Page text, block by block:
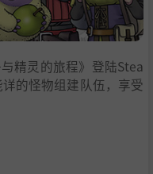
精灵的旅程》登陆Stea
的怪物组建队伍，享受